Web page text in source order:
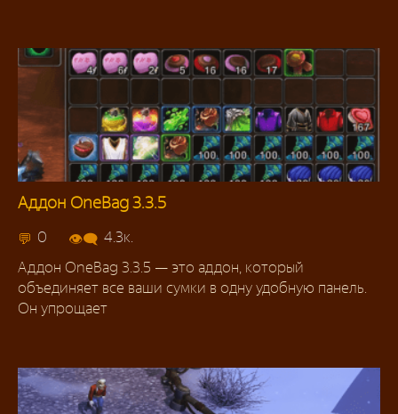
Аддон OneBag 3.3.5
0
4.3к.
Аддон OneBag 3.3.5 — это аддон, который
объединяет все ваши сумки в одну удобную панель.
Он упрощает